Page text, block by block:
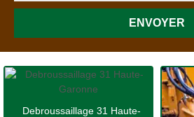
Debroussaillage 31 Haute-